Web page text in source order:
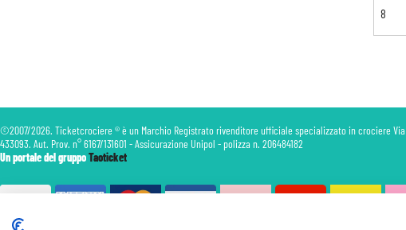
8
©2007/2026. Ticketcrociere ® è un Marchio Registrato rivenditore ufficiale specializzato in crociere Via
433093. Aut. Prov. n° 6167/131601 - Assicurazione Unipol - polizza n. 206484182
Un portale del gruppoTaoticket